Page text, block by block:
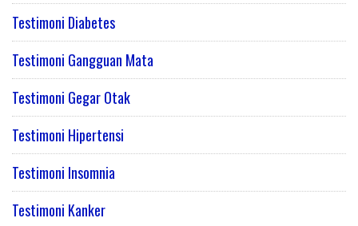
Testimoni Diabetes
Testimoni Gangguan Mata
Testimoni Gegar Otak
Testimoni Hipertensi
Testimoni Insomnia
Testimoni Kanker